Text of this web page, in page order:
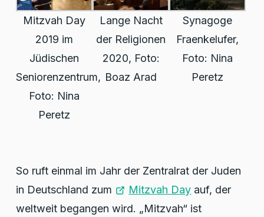
Mitzvah Day
2019 im
Jüdischen
Seniorenzentrum,
Foto: Nina
Peretz
Lange Nacht
der Religionen
2020, Foto:
Boaz Arad
Synagoge
Fraenkelufer,
Foto: Nina
Peretz
So ruft einmal im Jahr der Zentralrat der Juden
in Deutschland zum
Mitzvah Day auf, der
weltweit begangen wird. „Mitzvah“ ist